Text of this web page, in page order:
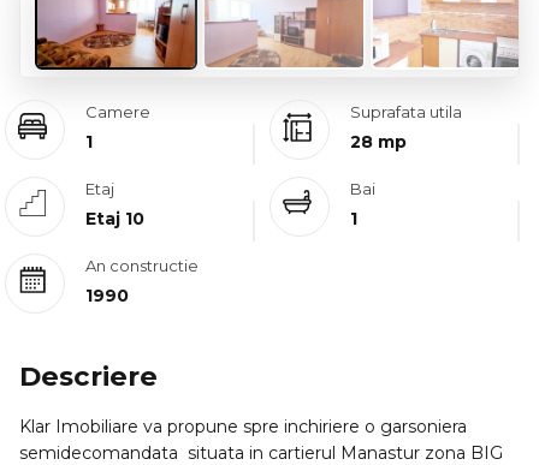
Camere
1
Suprafata utila
28 mp
Etaj
Etaj 10
Bai
1
An constructie
1990
Descriere
Klar Imobiliare va propune spre inchiriere o garsoniera
semidecomandata situata in cartierul Manastur zona BIG